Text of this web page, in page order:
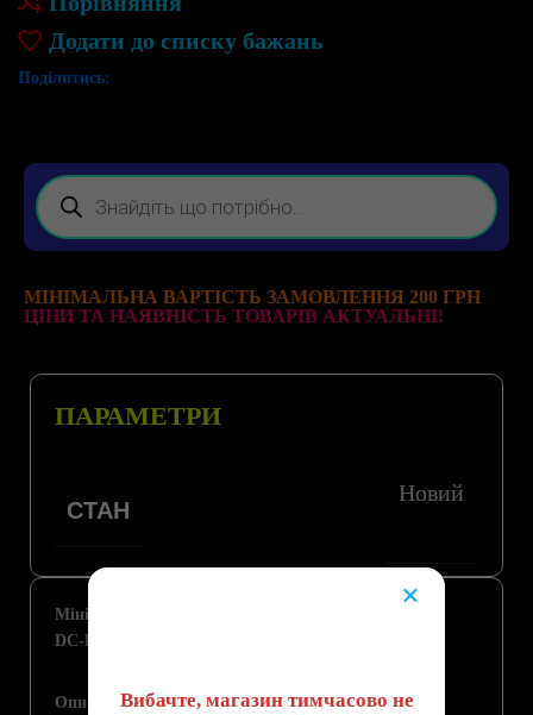
Додати до списку бажань
Поділитись:
МІНІМАЛЬНА ВАРТІСТЬ ЗАМОВЛЕННЯ 200 ГРН
ЦІНИ ТА НАЯВНІСТЬ ТОВАРІВ АКТУАЛЬНІ!
Мініатюрний багатофункціональний підвищуючий
DC-DC перетворювач (Mini Boost Module)
Опис товаруКомпактний і потужний підвищуючий
ПАРАМЕТРИ
СТАН
Новий
×
Вибачте, магазин тимчасово не